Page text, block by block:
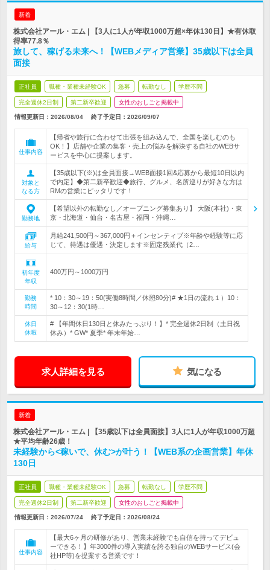
新着
株式会社アール・エム | 【3人に1人が年収1000万超×年休130日】★有休取
得率77.8％
旅して、稼げる未来へ！【WEBメディア営業】35歳以下は全員
面接
正社員 職種・業種未経験OK 急募 転勤なし 学歴不問
完全週休2日制 第二新卒歓迎 女性のおしごと掲載中
情報更新日：2026/08/04 終了予定日： 2026/09/07
仕事内容
【帰省や旅行に合わせて出張を組み込んで、全国を楽しむのも
OK！】店舗や企業の集客・売上の悩みを解決する自社のWEBサ
ービスを中心に提案します。
対象と
なる方
【35歳以下(※)は全員面接→WEB面接1回&応募から最短10日以内
で内定】◆第二新卒歓迎◆旅行、グルメ、名所巡りが好きな方は
RMの営業にピッタリです！
勤務地
【希望以外の転勤なし／オープニング募集あり】 大阪(本社)・東
京・北海道・仙台・名古屋・福岡・沖縄…
給与
月給241,500円～367,000円＋インセンティブ※年齢や経験等に応
じて、待遇は優遇・決定します※固定残業代（2…
初年度
年収
400万円～1000万円
勤務
時間
* 10：30～19：50(実働8時間／休憩80分)# ★1日の流れ１）10：
30～12：30(1時…
休日
休暇
# 【年間休日130日と休みたっぷり！】* 完全週休2日制（土日祝
休み）* GW* 夏季* 年末年始…
求人詳細を見る 気になる
新着
株式会社アール・エム | 【35歳以下は全員面接】3人に1人が年収1000万超
★平均年齢26歳！
未経験から<稼いで、休む>が叶う！【WEB系の企画営業】年休
130日
正社員 職種・業種未経験OK 急募 転勤なし 学歴不問
完全週休2日制 第二新卒歓迎 女性のおしごと掲載中
情報更新日：2026/07/24 終了予定日： 2026/08/24
仕事内容
【最大6ヶ月の研修があり、営業未経験でも自信を持ってデビュ
ーできる！】年3000件の導入実績を誇る独自のWEBサービス(会
社HP等)を提案する営業です！